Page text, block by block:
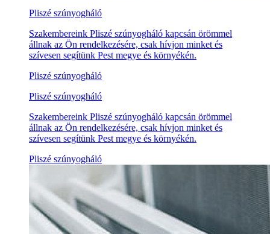
Pliszé szúnyogháló
Szakembereink Pliszé szúnyogháló kapcsán örömmel
állnak az Ön rendelkezésére, csak hívjon minket és
szívesen segítünk Pest megye és környékén.
Pliszé szúnyogháló
Pliszé szúnyogháló
Szakembereink Pliszé szúnyogháló kapcsán örömmel
állnak az Ön rendelkezésére, csak hívjon minket és
szívesen segítünk Pest megye és környékén.
Pliszé szúnyogháló